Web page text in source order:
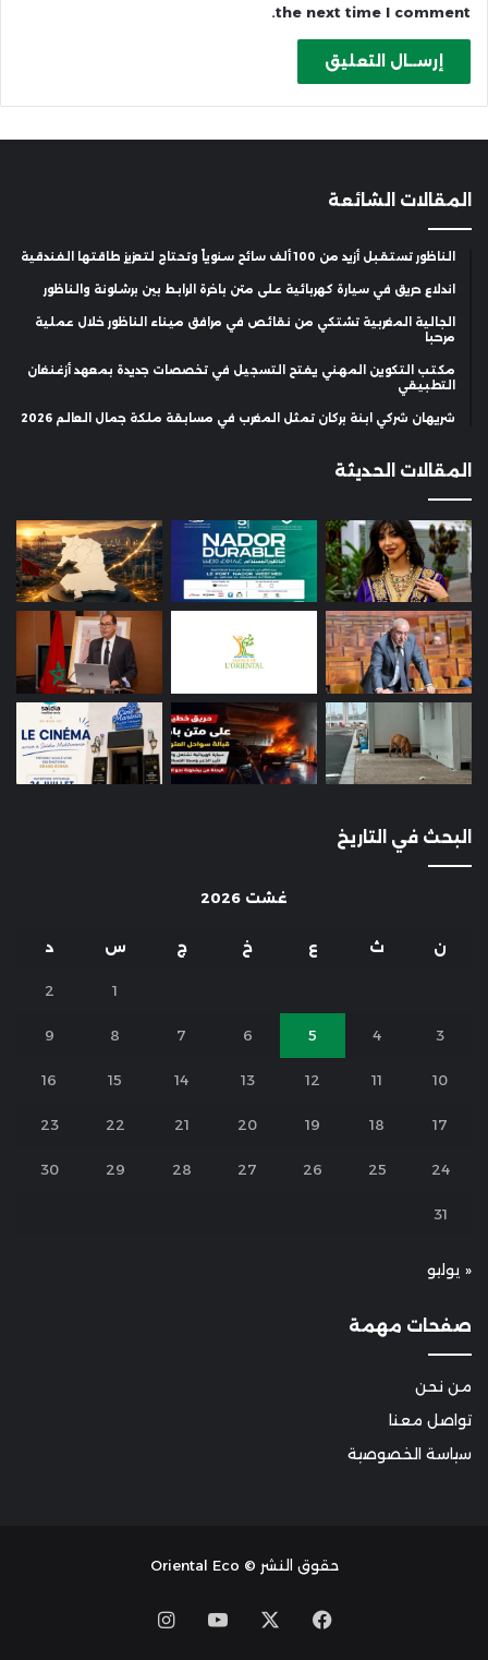
the next time I comment.
المقالات الشائعة
الناظور تستقبل أزيد من 100 ألف سائح سنوياً وتحتاج لتعزيز طاقتها الفندقية
اندلاع حريق في سيارة كهربائية على متن باخرة الرابط بين برشلونة والناظور
الجالية المغربية تشتكي من نقائص في مرافق ميناء الناظور خلال عملية
مرحبا
مكتب التكوين المهني يفتح التسجيل في تخصصات جديدة بمعهد أزغنغان
التطبيقي
شريهان شركي ابنة بركان تمثل المغرب في مسابقة ملكة جمال العالم 2026
المقالات الحديثة
البحث في التاريخ
غشت 2026
ن ث ع خ ج س د
1
2
3
4
5
6
7
8
9
10
11
12
13
14
15
16
17
18
19
20
21
22
23
24
25
26
27
28
29
30
31
« يوليو
صفحات مهمة
من نحن
تواصل معنا
سياسة الخصوصية
حقوق النشر © Oriental Eco
Facebook
YouTube
Instagram